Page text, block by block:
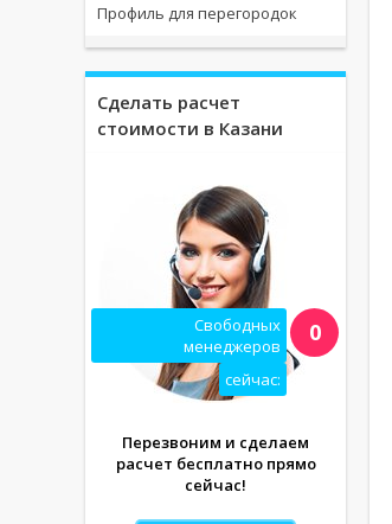
Профиль для перегородок
Сделать расчет
стоимости в Казани
Свободных
менеджеров
сейчас:
0
Перезвоним и сделаем
расчет бесплатно прямо
сейчас!